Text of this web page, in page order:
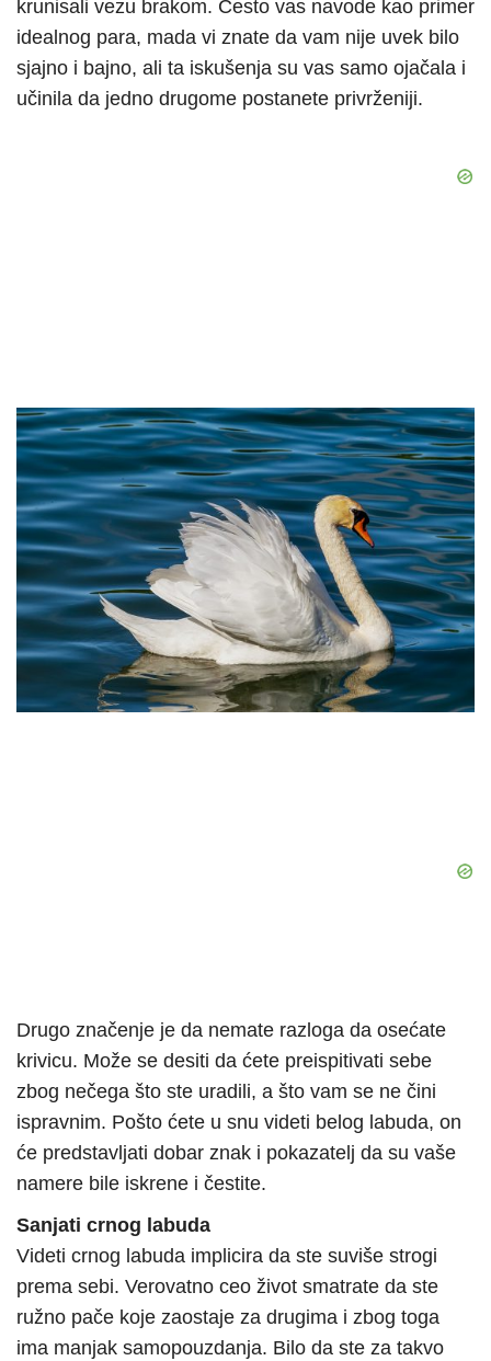
krunisali vezu brakom. Često vas navode kao primer
idealnog para, mada vi znate da vam nije uvek bilo
sjajno i bajno, ali ta iskušenja su vas samo ojačala i
učinila da jedno drugome postanete privrženiji.
Drugo značenje je da nemate razloga da osećate
krivicu. Može se desiti da ćete preispitivati sebe
zbog nečega što ste uradili, a što vam se ne čini
ispravnim. Pošto ćete u snu videti belog labuda, on
će predstavljati dobar znak i pokazatelj da su vaše
namere bile iskrene i čestite.
Sanjati crnog labuda
Videti crnog labuda implicira da ste suviše strogi
prema sebi. Verovatno ceo život smatrate da ste
ružno pače koje zaostaje za drugima i zbog toga
ima manjak samopouzdanja. Bilo da ste za takvo